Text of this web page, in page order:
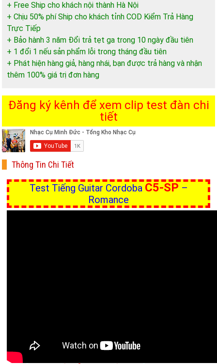
+ Free Ship cho khách nội thành Hà Nội
+ Chịu 50% phí Ship cho khách tỉnh COD Kiểm Trả Hàng
Trực Tiếp
+ Bảo hành 3 năm Đổi trả tẹt ga trong 10 ngày đầu tiên
+ 1 đổi 1 nếu sản phẩm lỗi trong tháng đầu tiên
+ Phát hiện hàng giả, hàng nhái, bạn được trả hàng và nhận
thêm 100% giá trị đơn hàng
Đăng ký kênh để xem clip test đàn chi
tiết
Thông Tin Chi Tiết
Test Tiếng Guitar Cordoba C5-SP –
Romance